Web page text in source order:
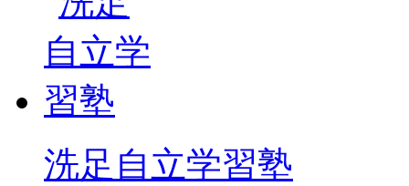
洗足自立学習塾